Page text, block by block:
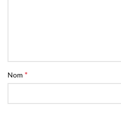
Nom *